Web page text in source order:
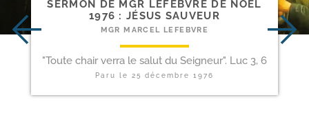
SERMON DE MGR LEFEBVRE DE NOËL
1976 : JÉSUS SAUVEUR
MGR MARCEL LEFEBVRE
"Toute chair verra le salut du Seigneur". Luc 3, 6
Paru le 25 décembre 1976